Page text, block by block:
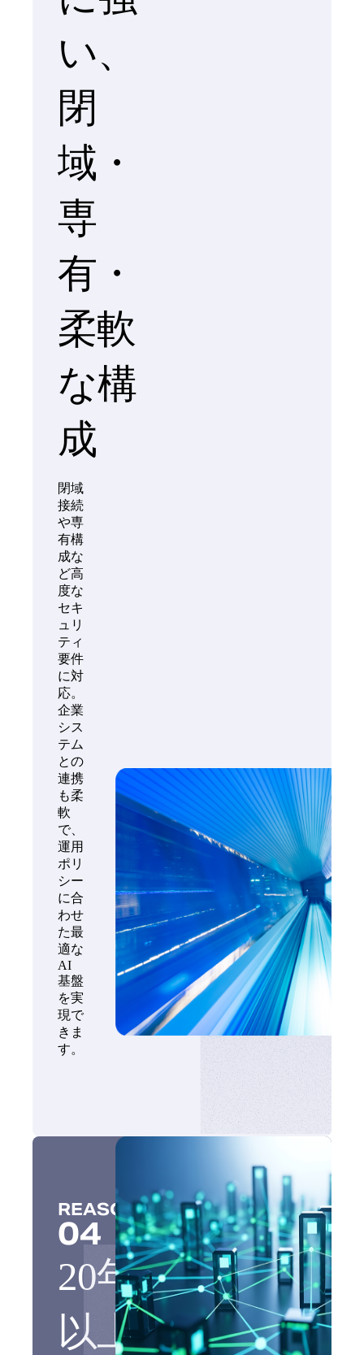
い、
閉
域・
専
有・
柔軟
な構
成
閉域
接続
や専
有構
成な
ど高
度な
セキ
ュリ
ティ
要件
に対
応。
企業
シス
テム
との
連携
も柔
軟
で、
運用
ポリ
シー
に合
わせ
た最
適な
AI
基盤
を実
現で
きま
す。
REASON
04
20年
以上